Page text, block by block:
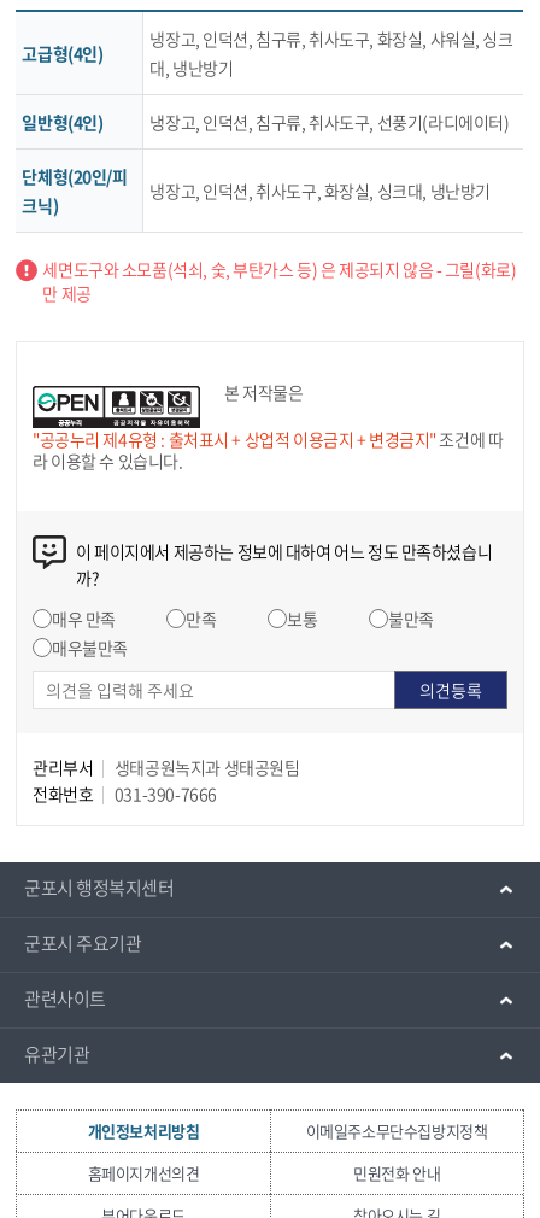
고급형(4인)
냉장고, 인덕션, 침구류, 취사도구, 화장실, 샤워실, 싱크
대, 냉난방기
일반형(4인) 냉장고, 인덕션, 침구류, 취사도구, 선풍기(라디에이터)
단체형(20인/피
크닉)
냉장고, 인덕션, 취사도구, 화장실, 싱크대, 냉난방기
세면도구와 소모품(석쇠, 숯, 부탄가스 등) 은 제공되지 않음 - 그릴(화로)
만 제공
본 저작물은
"공공누리 제4유형 : 출처표시 + 상업적 이용금지 + 변경금지" 조건에 따
라 이용할 수 있습니다.
이 페이지에서 제공하는 정보에 대하여 어느 정도 만족하셨습니
까?
매우 만족
만족 보통
불만족
매우불만족
관리부서
생태공원녹지과 생태공원팀
전화번호
031-390-7666
군포시 행정복지센터
군포시 주요기관
관련사이트
유관기관
개인정보처리방침
이메일주소무단수집방지정책
홈페이지개선의견
민원전화 안내